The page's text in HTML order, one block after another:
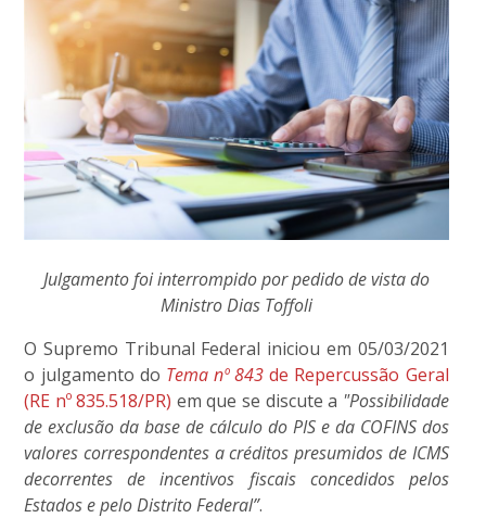
Julgamento foi interrompido por pedido de vista do
Ministro Dias Toffoli
O Supremo Tribunal Federal iniciou em 05/03/2021
o julgamento do Tema nº 843 de Repercussão Geral
(RE nº 835.518/PR) em que se discute a "Possibilidade
de exclusão da base de cálculo do PIS e da COFINS dos
valores correspondentes a créditos presumidos de ICMS
decorrentes de incentivos fiscais concedidos pelos
Estados e pelo Distrito Federal”.